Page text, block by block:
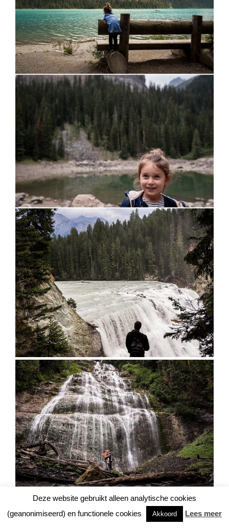
Deze website gebruikt alleen analytische cookies
(geanonimiseerd) en functionele cookies
Akkoord Lees meer